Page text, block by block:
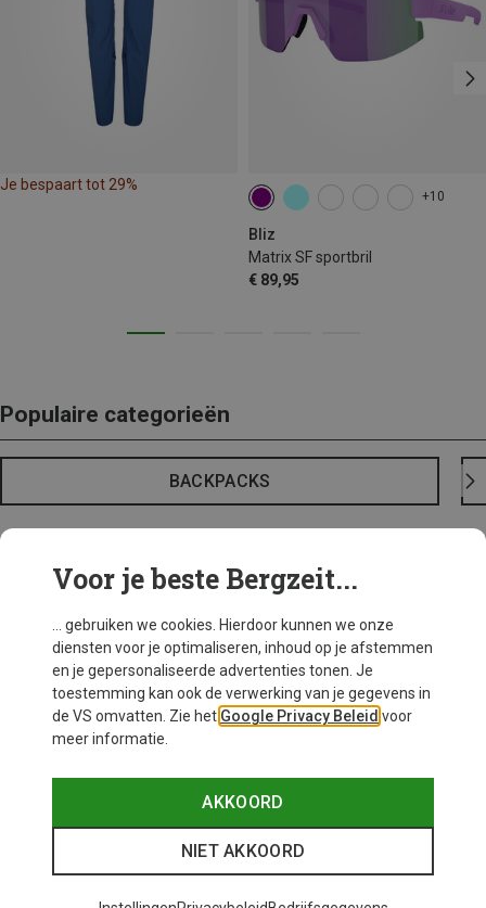
Je bespaart tot 29%
+10
Bliz
Matrix SF sportbril
€ 89,95
Populaire categorieën
BACKPACKS
Voor je beste Bergzeit...
... gebruiken we cookies. Hierdoor kunnen we onze
diensten voor je optimaliseren, inhoud op je afstemmen
en je gepersonaliseerde advertenties tonen. Je
toestemming kan ook de verwerking van je gegevens in
de VS omvatten. Zie het Google Privacy Beleid voor
meer informatie.
AKKOORD
NIET AKKOORD